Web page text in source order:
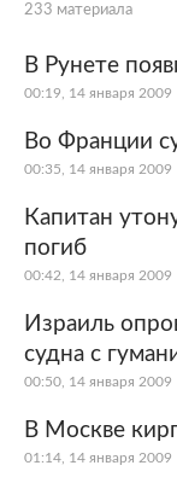
233 материала
Все
Наука
Из
В Рунете
00:19, 14 января 2009
Во Франции
00:35, 14 января 2009
Капитан
погиб
00:42, 14 января 2009
Израиль
судна с
00:50, 14 января 2009
В Москве
01:14, 14 января 2009